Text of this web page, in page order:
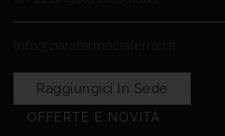
Raggiungici In Sede
OFFERTE E NOVITÀ